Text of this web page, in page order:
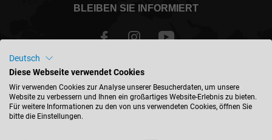
BLEIBEN SIE INFORMIERT
Österreich - deutsch
STANDORT FINDEN
Deutsch
Diese Webseite verwendet Cookies
Wir verwenden Cookies zur Analyse unserer Besucherdaten, um unsere
Website zu verbessern und Ihnen ein großartiges Website-Erlebnis zu bieten.
Für weitere Informationen zu den von uns verwendeten Cookies, öffnen Sie
bitte die Einstellungen.